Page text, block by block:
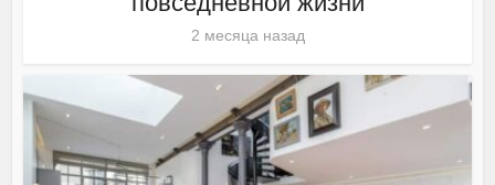
2 месяца назад